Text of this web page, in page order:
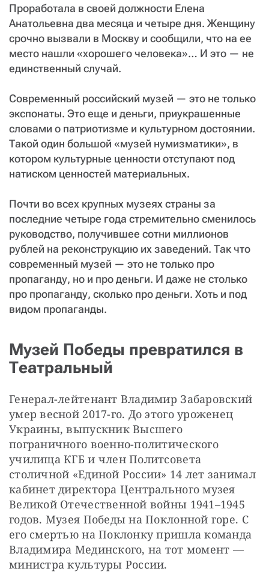
Проработала в своей должности Елена
Анатольевна два месяца и четыре дня. Женщину
срочно вызвали в Москву и сообщили, что на ее
место нашли «хорошего человека»… И это — не
единственный случай.
Современный российский музей — это не только
экспонаты. Это еще и деньги, приукрашенные
словами о патриотизме и культурном достоянии.
Такой один большой «музей нумизматики», в
котором культурные ценности отступают под
натиском ценностей материальных.
Почти во всех крупных музеях страны за
последние четыре года стремительно сменилось
руководство, получившее сотни миллионов
рублей на реконструкцию их заведений. Так что
современный музей — это не только про
пропаганду, но и про деньги. И даже не столько
про пропаганду, сколько про деньги. Хоть и под
видом пропаганды.
Музей Победы превратился в
Театральный
Генерал-лейтенант Владимир Забаровский
умер весной 2017-го. До этого уроженец
Украины, выпускник Высшего
пограничного военно-политического
училища КГБ и член Политсовета
столичной «Единой России» 14 лет занимал
кабинет директора Центрального музея
Великой Отечественной войны 1941–1945
годов. Музея Победы на Поклонной горе. С
его смертью на Поклонку пришла команда
Владимира Мединского, на тот момент —
министра культуры России.